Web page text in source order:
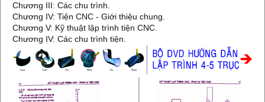
Chương III: Các chu trình.
Chương IV: Tiện CNC - Giới thiệu chung.
Chương V: Kỹ thuật lập trình tiện CNC.
Chương IV: Các chu trình tiện.